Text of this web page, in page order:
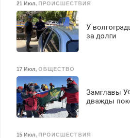
21 Июл, ПРОИСШЕСТВИЯ
У
за долги
17 Июл, ОБЩЕСТВО
Замглавы
дважды
15 Июл, ПРОИСШЕСТВИЯ